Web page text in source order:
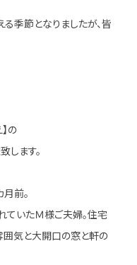
季節となりましたが、皆
の
ます。
前。
ていたＭ様ご夫婦。住宅
囲気と大開口の窓と軒の